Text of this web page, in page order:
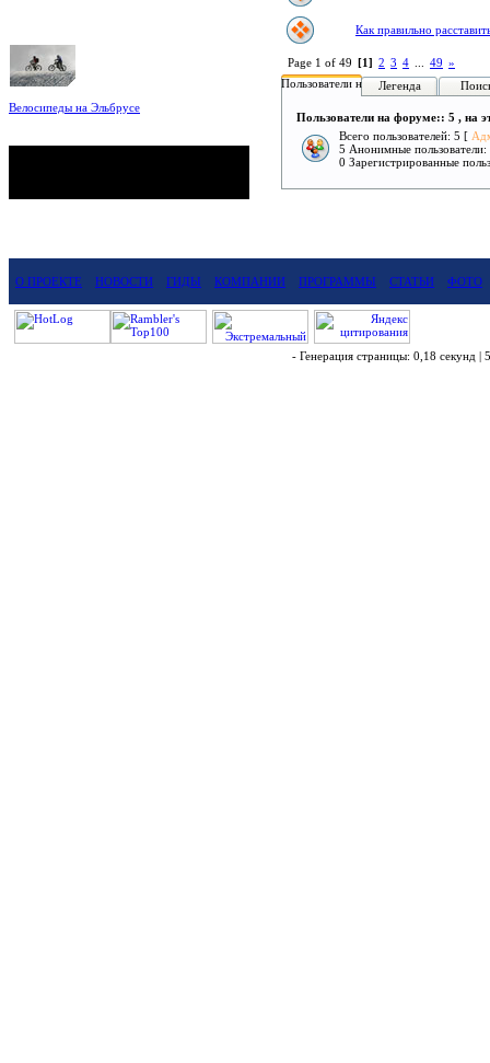
Велосипеды на Эльбрусе
Как правильно
Page 1 of 49 [1] 2 3 4 49 »
Пользователи на форуме:
Легенда
Пользователи на форуме:: 5 , на
Всего пользователей: 5 [
5 Анонимные пользователи:
0 Зарегистрированные
О ПРОЕКТЕ НОВОСТИ ГИДЫ КОМПАНИИ ПРОГРАММЫ СТАТЬИ ФОТО
- Генерация страницы: 0,18 секунд